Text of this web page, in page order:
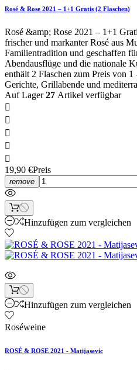
Rosé & Rose 2021 – 1+1 Gratis (2 Flaschen)
Rosé &amp; Rose 2021 – 1+1
frischer und markanter Rosé aus
Familientradition und geschaffen
Abendausflüge und die nationale
enthält 2 Flaschen zum Preis von
Gerichte, Grillabende und
Auf Lager27 Artikel verfügbar





19,90 €Preis
remove
Hinzufügen zum vergleichen
Hinzufügen zum vergleichen
Roséweine
ROSÉ & ROSE 2021 - Matijasevic